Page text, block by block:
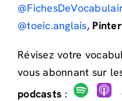
Langues
@toeic.anglais,
Révisez votre
vous abonnant sur
podcasts :